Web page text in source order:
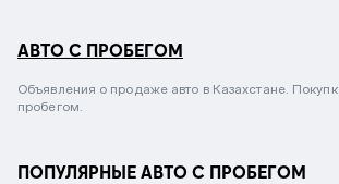
АВТО С ПРОБЕГОМ
Объявления о продаже авто в Казахстане.
пробегом.
ПОПУЛЯРНЫЕ АВТО С ПРОБЕГОМ